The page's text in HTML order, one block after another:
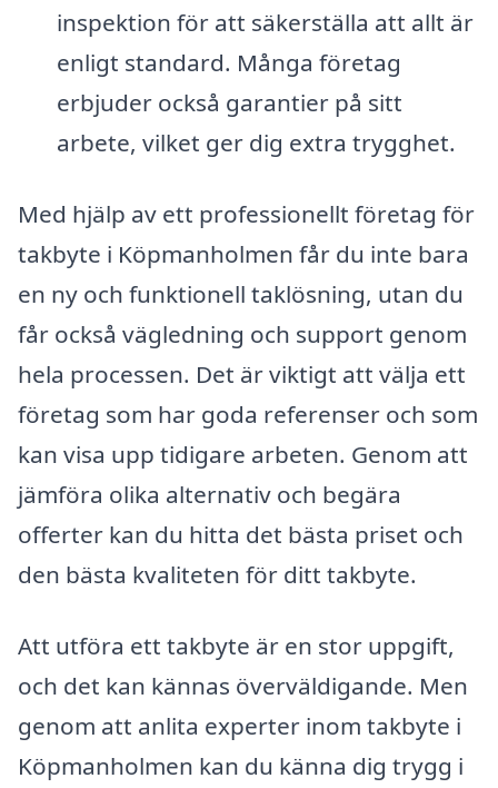
inspektion för att säkerställa att allt är
enligt standard. Många företag
erbjuder också garantier på sitt
arbete, vilket ger dig extra trygghet.
Med hjälp av ett professionellt företag för
takbyte i Köpmanholmen får du inte bara
en ny och funktionell taklösning, utan du
får också vägledning och support genom
hela processen. Det är viktigt att välja ett
företag som har goda referenser och som
kan visa upp tidigare arbeten. Genom att
jämföra olika alternativ och begära
offerter kan du hitta det bästa priset och
den bästa kvaliteten för ditt takbyte.
Att utföra ett takbyte är en stor uppgift,
och det kan kännas överväldigande. Men
genom att anlita experter inom takbyte i
Köpmanholmen kan du känna dig trygg i